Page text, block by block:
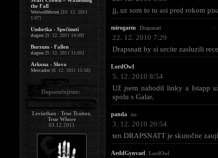
jj, uz som to tu asi pred rokom
mirogarm Drapsnatt
22. 12. 2010 7:29
Drapsnatt by si urcite zasluzili
LordOwl
5. 12. 2010 8:54
Už jsem nahodil linky a Istapp
spolu s Galar.
panda no
3. 12. 2010 20:54
ten DRAPSNATT je skutočne
AeddGynvael LordOwl
the Fall
Werwolfthron [10. 12. 2011
1:07]
Umbrtka - Spočinutí
dagon [9. 12. 2011 14:09]
Burzum - Fallen
dagon [9. 12. 2011 11:01]
Arkona - Slovo
Mercader[8. 12. 2011 15:58]
Doporučujeme:
Leviathan - True Traitor,
True Whore
03.12.2011